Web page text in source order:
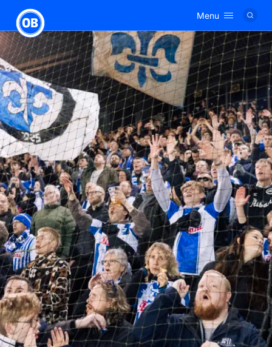
Logo
Menu